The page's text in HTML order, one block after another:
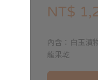
NT$
內含：白玉漬
龍果乾